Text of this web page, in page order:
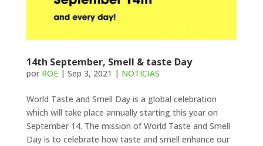
14th September, Smell & taste Day
por ROE| Sep 3, 2021 | NOTICIAS
World Taste and Smell Day is a global celebration
which will take place annually starting this year on
September 14. The mission of World Taste and Smell
Day is to celebrate how taste and smell enhance our